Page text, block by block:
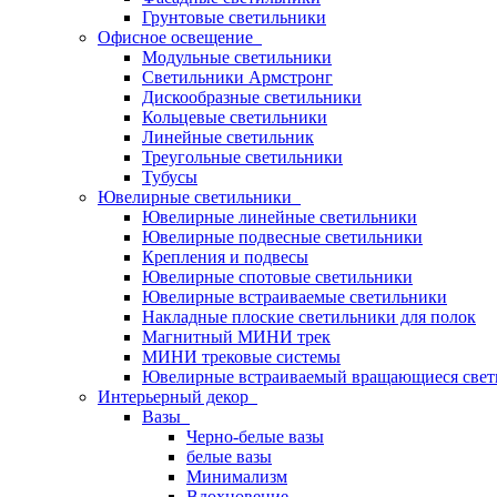
Грунтовые светильники
Офисное освещение
Модульные светильники
Светильники Армстронг
Дискообразные светильники
Кольцевые светильники
Линейные светильник
Треугольные светильники
Тубусы
Ювелирные светильники
Ювелирные линейные светильники
Ювелирные подвесные светильники
Крепления и подвесы
Ювелирные спотовые светильники
Ювелирные встраиваемые светильники
Накладные плоские светильники для полок
Магнитный МИНИ трек
МИНИ трековые системы
Ювелирные встраиваемый вращающиеся
Интерьерный декор
Вазы
Черно-белые вазы
белые вазы
Минимализм